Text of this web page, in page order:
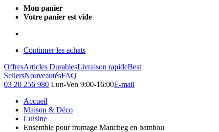
Mon panier
Votre panier est vide
Continuer les achats
OffresArticles DurablesLivraison rapideBest
SellersNouveautésFAQ
03 20 256 980 Lun-Ven 9:00-16:00E-mail
Accueil
Maison & Déco
Cuisine
Ensemble pour fromage Mancheg en bambou